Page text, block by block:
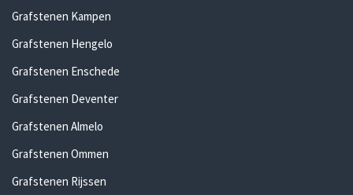
Grafstenen Kampen
Grafstenen Hengelo
Grafstenen Enschede
Grafstenen Deventer
Grafstenen Almelo
Grafstenen Ommen
Grafstenen Rijssen